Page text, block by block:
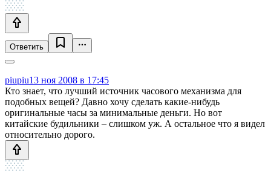
Ответить
piupiu13 ноя 2008 в 17:45
Кто знает, что лучший источник часового механизма для
подобных вещей? Давно хочу сделать какие-нибудь
оригинальные часы за минимальные деньги. Но вот
китайские будильники – слишком уж. А остальное что я видел
относительно дорого.